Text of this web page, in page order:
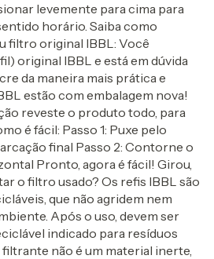
levemente para cima para
horário. Saiba como
filtro original IBBL: Você
original IBBL e está em dúvida
da maneira mais prática e
estão com embalagem nova!
reveste o produto todo, para
é fácil: Passo 1: Puxe pelo
final Passo 2: Contorne o
Pronto, agora é fácil! Girou,
o filtro usado? Os refis IBBL são
que não agridem nem
Após o uso, devem ser
indicado para resíduos
não é um material inerte,